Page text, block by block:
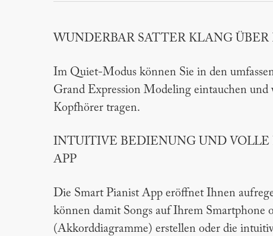
WUNDERBAR SATTER KLANG ÜBER
Im Quiet-Modus können Sie in den
Grand Expression Modeling eintauchen und
Kopfhörer tragen.
INTUITIVE BEDIENUNG UND
APP
Die Smart Pianist App eröffnet Ihnen
können damit Songs auf Ihrem Smartphone
(Akkorddiagramme) erstellen oder die